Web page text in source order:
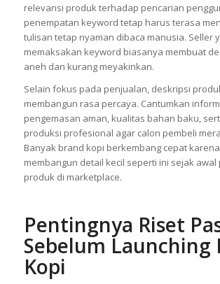
relevansi produk terhadap pencarian
penempatan keyword tetap harus terasa
tulisan tetap nyaman dibaca manusia. Seller
memaksakan keyword biasanya membuat
aneh dan kurang meyakinkan.
Selain fokus pada penjualan, deskripsi
membangun rasa percaya. Cantumkan
pengemasan aman, kualitas bahan baku,
produksi profesional agar calon pembeli
Banyak brand kopi berkembang cepat
membangun detail kecil seperti ini sejak awal
produk di marketplace.
Pentingnya Riset
Sebelum Launching
Kopi